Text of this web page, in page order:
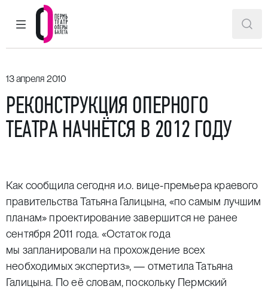
ГЛАВНОЕ МЕНЮ
Пермский театр оперы и балета
13 апреля 2010
РЕКОНСТРУКЦИЯ ОПЕРНОГО
ТЕАТРА НАЧНЁТСЯ В 2012 ГОДУ
Как сообщила сегодня и.о. вице-премьера краевого
правительства Татьяна Галицына, «по самым лучшим
планам» проектирование завершится не ранее
сентября 2011 года. «Остаток года
мы запланировали на прохождение всех
необходимых экспертиз», — отметила Татьяна
Галицына. По её словам, поскольку Пермский